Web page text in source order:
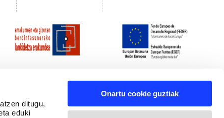
ditugu,
eduki
Onartu cookie guztiak